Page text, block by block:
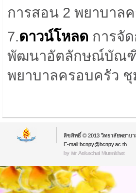
การสอน 2 พยาบาล
7.ดาวน์โหลด การจั
พัฒนาอัตลักษณ์บัณฑิ
พยาบาลครอบครัว ชุ
ลิขสิทธิ์ © 2013 วิทยาลัยพยาบา
E-mail:bcnpy@bcnpy.ac.th
by Mr.Aekachai Muenkhat